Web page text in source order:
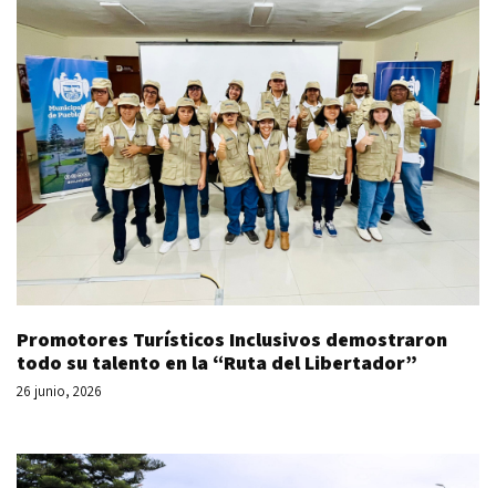
Promotores Turísticos Inclusivos demostraron
todo su talento en la “Ruta del Libertador”
26 junio, 2026